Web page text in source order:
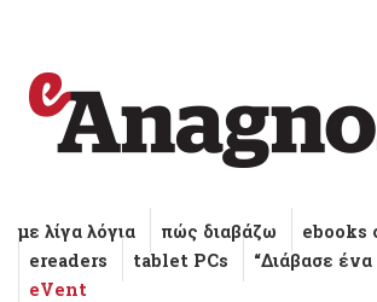
με λίγα λόγια πώς διαβάζω
ebooks
ereaders
tablet PCs
“Διάβασε
eVent